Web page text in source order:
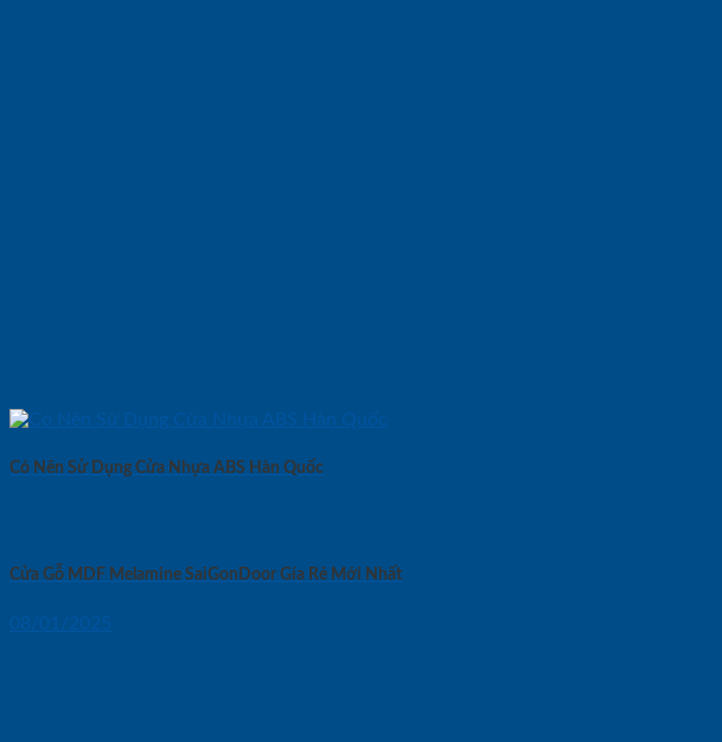
Có Nên Sử Dụng Cửa Nhựa ABS Hàn Quốc
Cửa Gỗ MDF Melamine SaiGonDoor Gía Rẻ Mới Nhất
08/01/2025